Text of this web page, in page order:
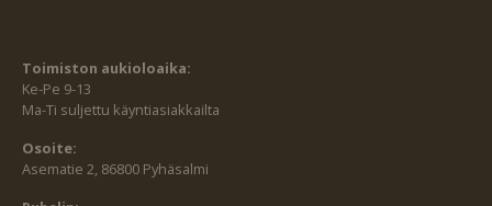
Toimiston aukioloaika:
Ke-Pe 9-13
Ma-Ti suljettu käyntiasiakkailta
Osoite:
Asematie 2, 86800 Pyhäsalmi